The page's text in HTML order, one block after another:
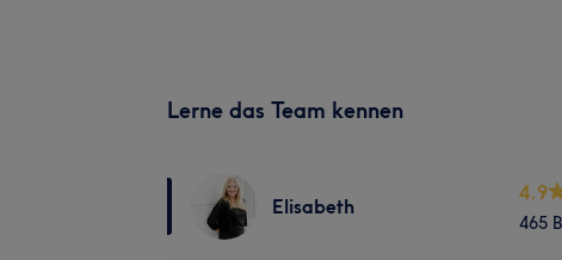
Lerne das Team kennen
Elisabeth
4.9
465